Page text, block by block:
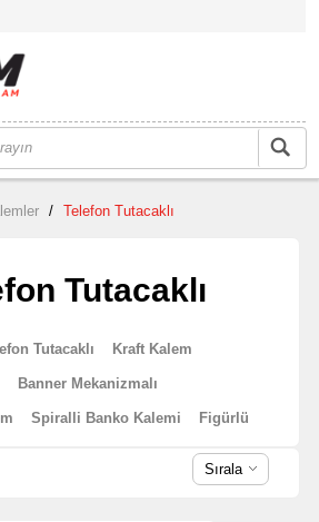
/ Telefon Tutacaklı
Tutacaklı
Tutacaklı Kraft Kalem
Banner Mekanizmalı
Spiralli Banko Kalemi Figürlü
Sırala